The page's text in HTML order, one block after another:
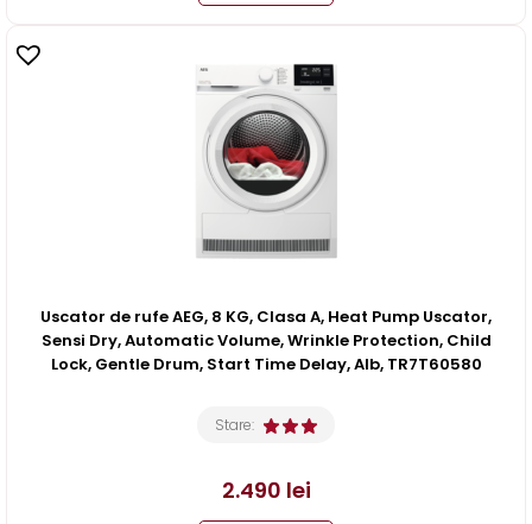
Uscator de rufe AEG, 8 KG, Clasa A, Heat Pump Uscator,
Sensi Dry, Automatic Volume, Wrinkle Protection, Child
Lock, Gentle Drum, Start Time Delay, Alb, TR7T60580
Stare:
2.490 lei